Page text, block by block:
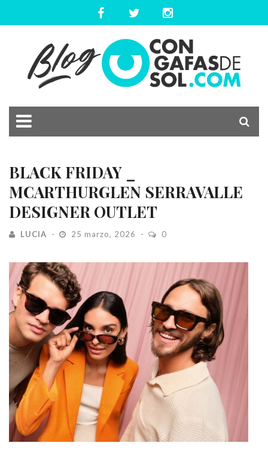
BLACK FRIDAY _
MCARTHURGLEN SERRAVALLE
DESIGNER OUTLET
LUCIA 25 marzo, 2026 0